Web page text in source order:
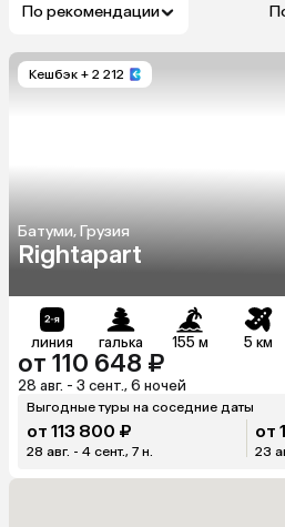
По рекомендации
Кешбэк + 2 212
Батуми, Грузия
Rightapart
линия галька 155 м 5 км
от 110 648 ₽
28 авг. - 3 сент., 6 ночей
Выгодные туры на соседние даты
от 113 800 ₽
28 авг. - 4 сент., 7 н.
от
23